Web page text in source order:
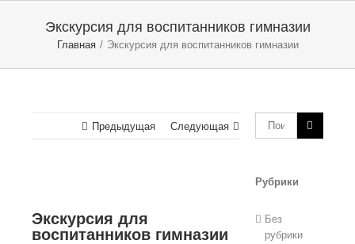
Экскурсия для воспитанников гимназии
Главная / Экскурсия для воспитанников гимназии
Предыдущая Следующая
Экскурсия для
воспитанников гимназии
Рубрики
Без
рубрики